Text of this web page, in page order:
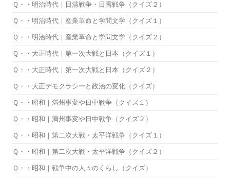
Ｑ・・明治時代｜日清戦争・日露戦争（クイズ２）
Ｑ・・明治時代｜産業革命と学問文学（クイズ１）
Ｑ・・明治時代｜産業革命と学問文学（クイズ２）
Ｑ・・大正時代｜第一次大戦と日本（クイズ１）
Ｑ・・大正時代｜第一次大戦と日本（クイズ２）
Ｑ・・大正デモクラシーと政治の変化（クイズ）
Ｑ・・昭和｜満州事変や日中戦争（クイズ１）
Ｑ・・昭和｜満州事変や日中戦争（クイズ２）
Ｑ・・昭和｜第二次大戦・太平洋戦争（クイズ１）
Ｑ・・昭和｜第二次大戦・太平洋戦争（クイズ２）
Ｑ・・昭和｜戦争中の人々のくらし（クイズ）